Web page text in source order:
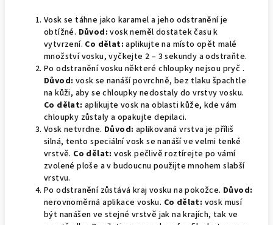
Vosk se táhne jako karamel a jeho odstranění je
obtížné. Důvod: vosk neměl dostatek času k
vytvrzení. Co dělat: aplikujte na místo opět malé
množství vosku, vyčkejte 2 – 3 sekundy a odstraňte.
Po odstranění vosku některé chloupky nejsou pryč .
Důvod: vosk se nanáší povrchně, bez tlaku špachtle
na kůži, aby se chloupky nedostaly do vrstvy vosku.
Co dělat: aplikujte vosk na oblasti kůže, kde vám
chloupky zůstaly a opakujte depilaci.
Vosk netvrdne. Důvod: aplikovaná vrstva je příliš
silná, tento speciální vosk se nanáší ve velmi tenké
vrstvě. Co dělat: vosk pečlivě roztírejte po vámí
zvolené ploše a v budoucnu použijte mnohem slabší
vrstvu.
Po odstranění zůstává kraj vosku na pokožce. Důvod:
nerovnoměrná aplikace vosku. Co dělat: vosk musí
být nanášen ve stejné vrstvě jak na krajích, tak ve